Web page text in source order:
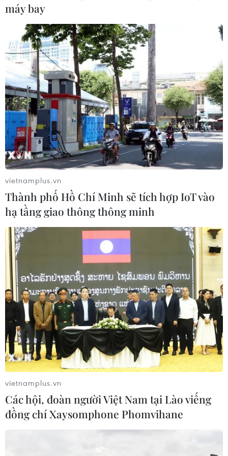
nên để tình trạng phân rã ngày càng lan rộng,
bởi điều này sẽ ảnh hưởng nghiêm trọng tới sự
tăng trưởng kinh tế và ổn định xã hội./.
(TTXVN/Vietnam+)
#Nhà chung cư #APEC
#Thủ tướng Malaysia
#Mahathir Mohamad
#Papua New Guinea
#Vấn đề Brexit
#Bình đẳng thương mại
#Liên minh châu Âu
Papua New Guinea
Theo dõi VietnamPlus
máy bay
vietnamplus.vn
Thành phố Hồ Chí Minh sẽ tích hợp IoT vào
hạ tầng giao thông thông minh
vietnamplus.vn
Các hội, đoàn người Việt Nam tại Lào viếng
đồng chí Xaysomphone Phomvihane